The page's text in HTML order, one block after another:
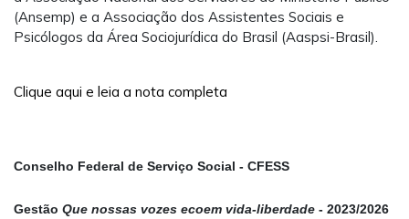
(Ansemp) e a Associação dos Assistentes Sociais e
Psicólogos da Área Sociojurídica do Brasil (Aaspsi-Brasil).
Clique aqui e leia a nota completa
Conselho Federal de Serviço Social - CFESS
Gestão Que nossas vozes ecoem vida-liberdade - 2023/2026